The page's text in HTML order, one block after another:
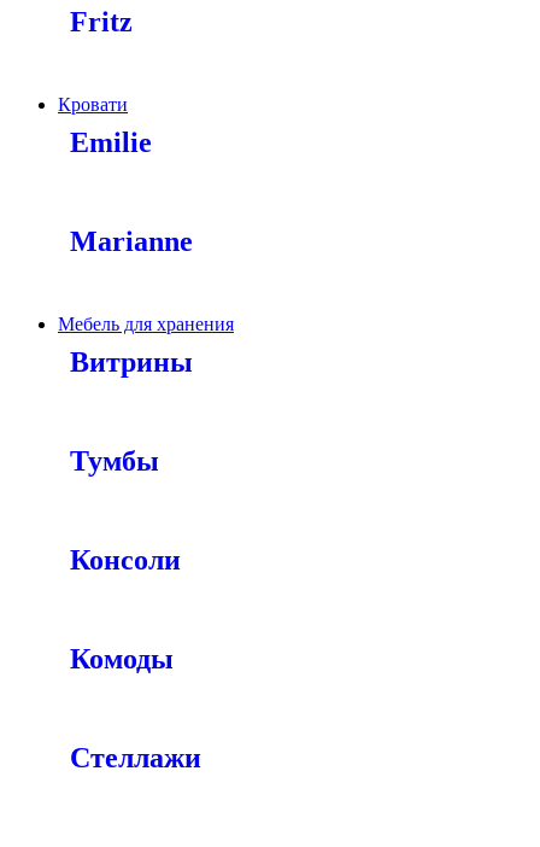
Fritz
Кровати
Emilie
Marianne
Мебель для хранения
Витрины
Тумбы
Консоли
Комоды
Стеллажи